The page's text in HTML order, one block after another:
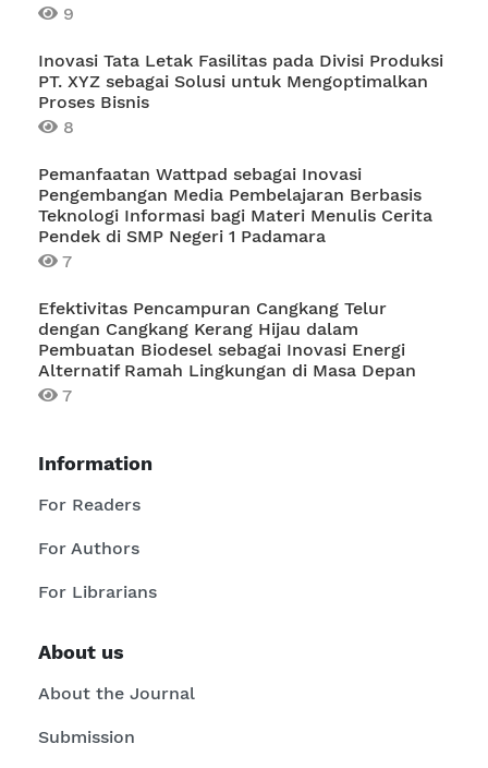
9
Inovasi Tata Letak Fasilitas pada Divisi Produksi
PT. XYZ sebagai Solusi untuk Mengoptimalkan
Proses Bisnis
8
Pemanfaatan Wattpad sebagai Inovasi
Pengembangan Media Pembelajaran Berbasis
Teknologi Informasi bagi Materi Menulis Cerita
Pendek di SMP Negeri 1 Padamara
7
Efektivitas Pencampuran Cangkang Telur
dengan Cangkang Kerang Hijau dalam
Pembuatan Biodesel sebagai Inovasi Energi
Alternatif Ramah Lingkungan di Masa Depan
7
Information
For Readers
For Authors
For Librarians
About us
About the Journal
Submission